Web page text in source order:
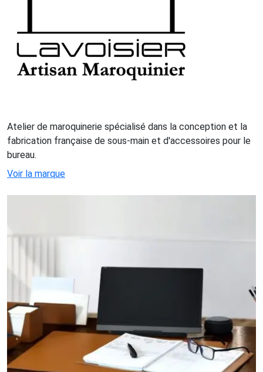
Atelier de maroquinerie spécialisé dans la conception et la
fabrication française de sous-main et d'accessoires pour le
bureau.
Voir la marque